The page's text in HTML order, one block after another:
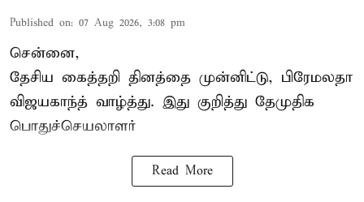
Published on: 07 Aug 2026, 3:08 pm
சென்னை,
தேசிய கைத்தறி தினத்தை முன்னிட்டு, பிரேமலதா
விஜயகாந்த் வாழ்த்து. இது குறித்து தேமுதிக
பொதுச்செயலாளர்
Read More